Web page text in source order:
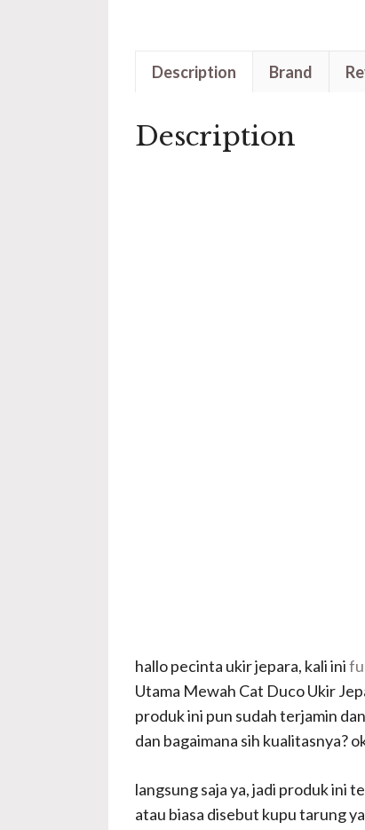
Description Brand
Description
hallo pecinta ukir jepara, kali ini
Utama Mewah Cat Duco Ukir
produk ini pun sudah terjamin
dan bagaimana sih kualitasnya?
langsung saja ya, jadi produk ini
atau biasa disebut kupu tarung